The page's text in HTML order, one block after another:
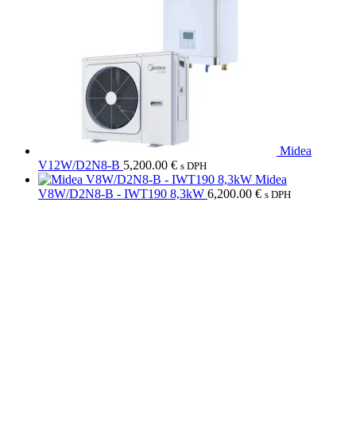
Midea
V12W/D2N8-B 5,200.00 € s DPH
Midea
V8W/D2N8-B - IWT190 8,3kW 6,200.00 € s DPH